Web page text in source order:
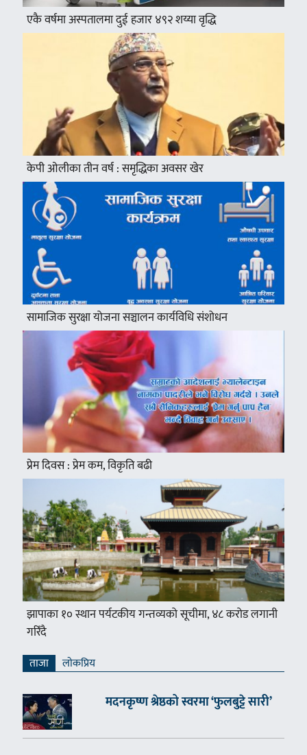
एकै वर्षमा अस्पतालमा दुई हजार ४९२ शय्या वृद्धि
केपी ओलीका तीन वर्ष : समृद्धिका अवसर खेर
सामाजिक सुरक्षा योजना सञ्चालन कार्यविधि संशोधन
प्रेम दिवस : प्रेम कम, विकृति बढी
झापाका १० स्थान पर्यटकीय गन्तव्यको सूचीमा, ४८ करोड लगानी
गरिँदै
ताजा लाेकप्रिय
मदनकृष्ण श्रेष्ठको स्वरमा ‘फुलबुट्टे सारी’